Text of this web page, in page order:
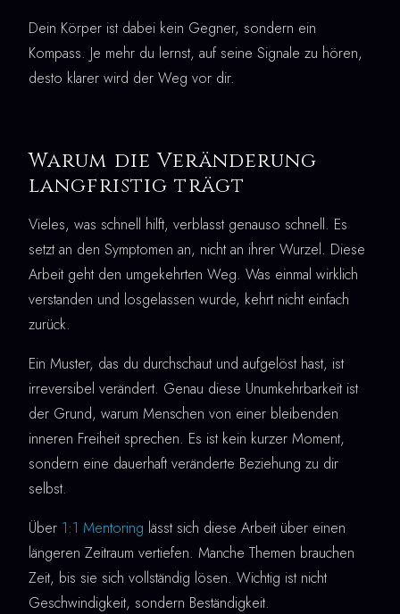
Dein Körper ist dabei kein Gegner, sondern ein
Kompass. Je mehr du lernst, auf seine Signale zu hören,
desto klarer wird der Weg vor dir.
Warum die Veränderung
langfristig trägt
Vieles, was schnell hilft, verblasst genauso schnell. Es
setzt an den Symptomen an, nicht an ihrer Wurzel. Diese
Arbeit geht den umgekehrten Weg. Was einmal wirklich
verstanden und losgelassen wurde, kehrt nicht einfach
zurück.
Ein Muster, das du durchschaut und aufgelöst hast, ist
irreversibel verändert. Genau diese Unumkehrbarkeit ist
der Grund, warum Menschen von einer bleibenden
inneren Freiheit sprechen. Es ist kein kurzer Moment,
sondern eine dauerhaft veränderte Beziehung zu dir
selbst.
Über 1:1 Mentoring lässt sich diese Arbeit über einen
längeren Zeitraum vertiefen. Manche Themen brauchen
Zeit, bis sie sich vollständig lösen. Wichtig ist nicht
Geschwindigkeit, sondern Beständigkeit.